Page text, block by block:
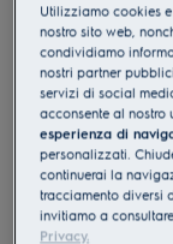
M9OOET101
Ripiano
0 (0)
Utilizziamo cookies
nostro sito web,
condividiamo
nostri partner
servizi di social
acconsente al
esperienza di
personalizzati.
continuerai la
tracciamento diversi
invitiamo a
Privacy.